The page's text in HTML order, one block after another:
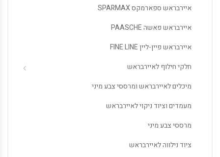
איירבראש ספארמקס SPARMAX
איירבראש פאשה PAASCHE
איירבראש פיין-ליין FINE LINE
חלקי חילוף לאיירבראש
מיכלים לאיירבראש ומרססי צבע מיני
מעמדים וציוד ניקוי לאיירבראש
מרססי צבע מיני
ציוד נילווה לאיירבראש